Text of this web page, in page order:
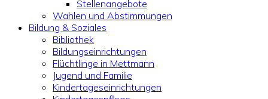
Stellenangebote
Wahlen und Abstimmungen
Bildung & Soziales
Bibliothek
Bildungseinrichtungen
Flüchtlinge in Mettmann
Jugend und Familie
Kindertageseinrichtungen